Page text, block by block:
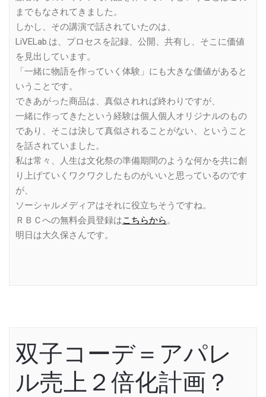
までもなされてきました。
しかし、その講演で話されていたのは、
LiVELab.は、プロセスを記録、公開、共有し、そこに価値
を見出しています。
「一緒に物語を作っていく体験」にも大きな価値があると
いうことです。
できあがった商品は、真似されれば終わりですが、
一緒に作ってきたという経験は個人個人オリジナルのもの
であり、そこは決して真似されることがない、ということ
を話されていました。
私は常々、人生は文化祭の準備期間のような何かを共に創
り上げていくワクワクしたものがいいと思っているのです
が、
ソーシャルメディアはそれに役立ちそうですね。
ＲＢＣへの無料会員登録はこちらから。
明日は大久保さんです。
双子コーデ＝アパレ
ル売上２倍化計画？